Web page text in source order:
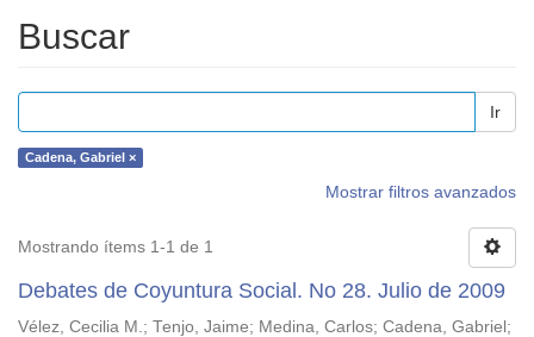
Buscar
Ir
Cadena, Gabriel ×
Mostrar filtros avanzados
Mostrando ítems 1-1 de 1
Debates de Coyuntura Social. No 28. Julio de 2009
Vélez, Cecilia M.; Tenjo, Jaime; Medina, Carlos; Cadena, Gabriel ;